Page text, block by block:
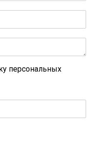
персональных